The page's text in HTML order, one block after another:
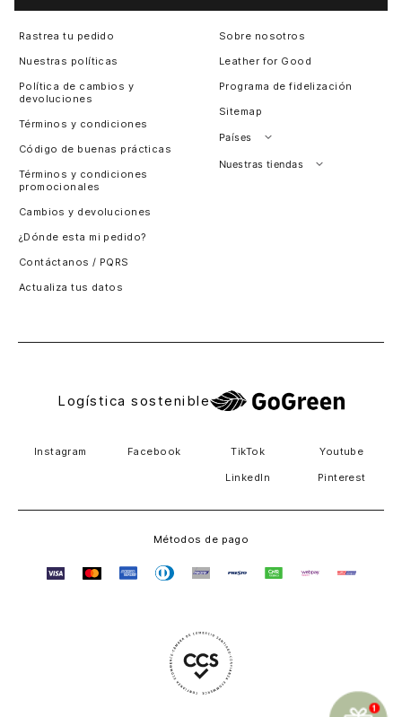
Rastrea tu pedido
Nuestras políticas
Política de cambios y
devoluciones
Términos y condiciones
Código de buenas prácticas
Términos y condiciones
promocionales
Cambios y devoluciones
¿Dónde esta mi pedido?
Contáctanos / PQRS
Actualiza tus datos
Sobre nosotros
Leather for Good
Programa de fidelización
Sitemap
Países
Perú
Nuestras tiendas
Logística sostenible
Instagram Facebook TikTok Youtube
LinkedIn Pinterest
Métodos de pago